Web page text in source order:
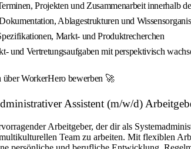
Projekten und Zusammenarbeit innerhalb
Ablagestrukturen und
Markt- und Produktrecherchen
und Vertretungsaufgaben mit perspektivisch
über WorkerHero bewerben 🚀
Assistent (m/w/d)
Arbeitgeber, der dir als
Team zu arbeiten. Mit flexiblen